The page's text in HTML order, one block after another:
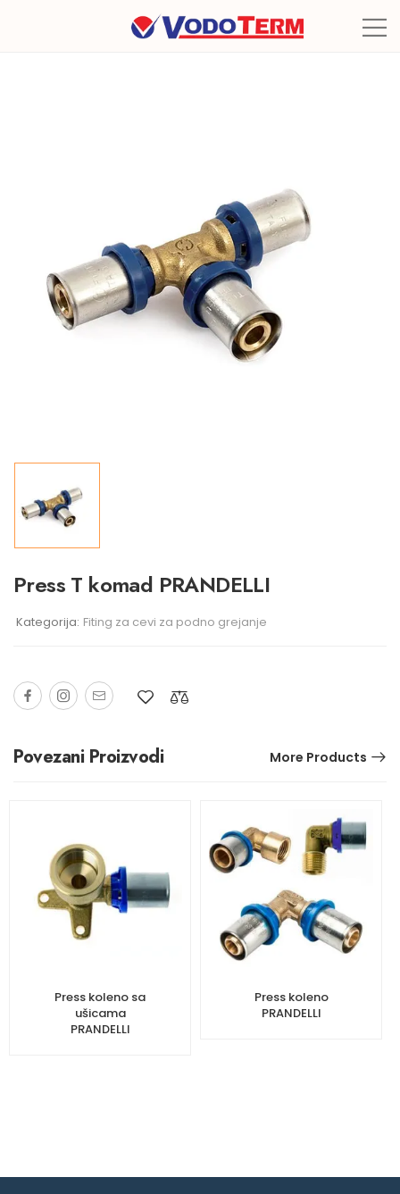
Press T komad PRANDELLI
Kategorija: Fiting za cevi za podno grejanje
Povezani Proizvodi More Products
Press koleno sa
ušicama
PRANDELLI
Press koleno
PRANDELLI